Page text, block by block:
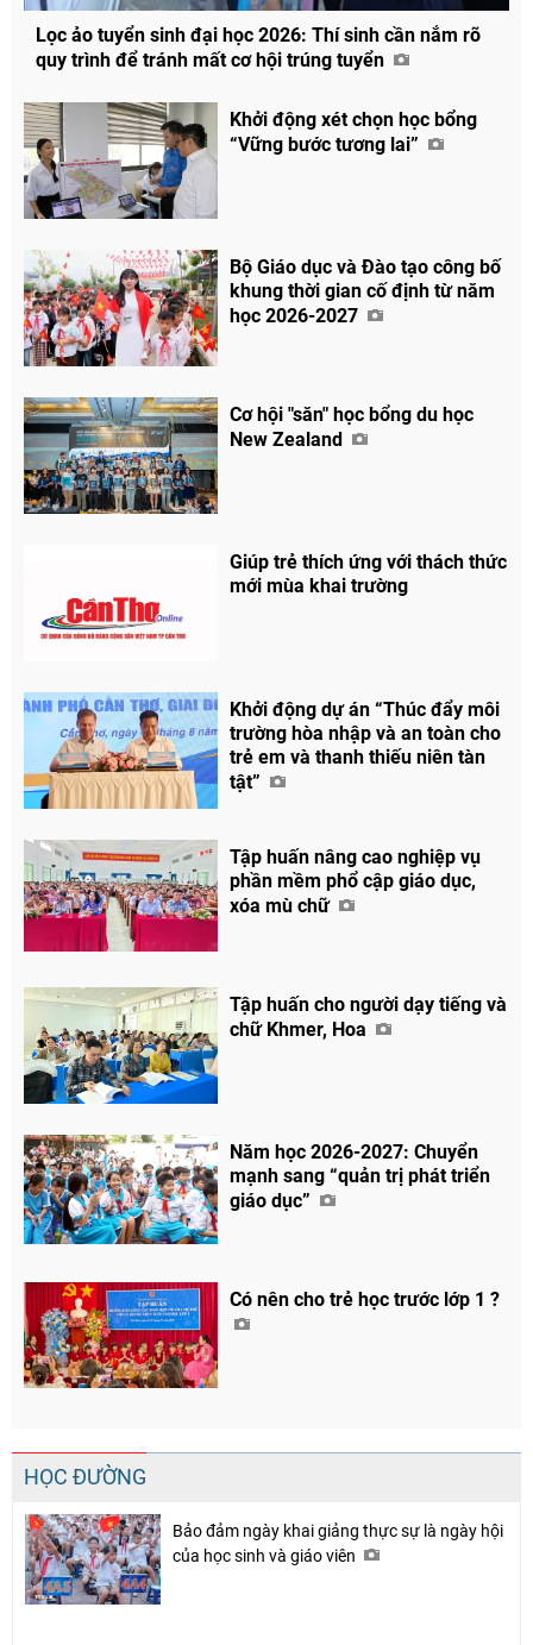
Lọc ảo tuyển sinh đại học 2026: Thí sinh cần nắm rõ
quy trình để tránh mất cơ hội trúng tuyển
Khởi động xét chọn học bổng
“Vững bước tương lai”
Bộ Giáo dục và Đào tạo công bố
khung thời gian cố định từ năm
học 2026-2027
Cơ hội "săn" học bổng du học
New Zealand
Giúp trẻ thích ứng với thách thức
mới mùa khai trường
Khởi động dự án “Thúc đẩy môi
trường hòa nhập và an toàn cho
trẻ em và thanh thiếu niên tàn
tật”
Tập huấn nâng cao nghiệp vụ
phần mềm phổ cập giáo dục,
xóa mù chữ
Tập huấn cho người dạy tiếng và
chữ Khmer, Hoa
Năm học 2026-2027: Chuyển
mạnh sang “quản trị phát triển
giáo dục”
Có nên cho trẻ học trước lớp 1 ?
HỌC ĐƯỜNG
Bảo đảm ngày khai giảng thực sự là ngày hội
của học sinh và giáo viên